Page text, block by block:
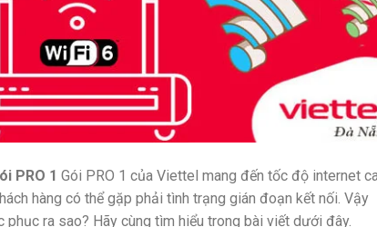
PRO 1 Gói PRO 1 của Viettel mang đến tốc độ internet
hàng có thể gặp phải tình trạng gián đoạn kết nối. Vậy
ra sao? Hãy cùng tìm hiểu trong bài viết dưới đây.